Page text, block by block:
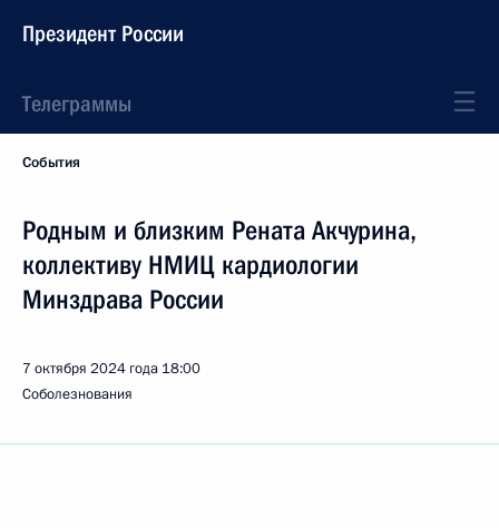
Президент России
Телеграммы
События
Родным и близким Рената Акчурина,
коллективу НМИЦ кардиологии
Минздрава России
7 октября 2024 года 18:00
Соболезнования